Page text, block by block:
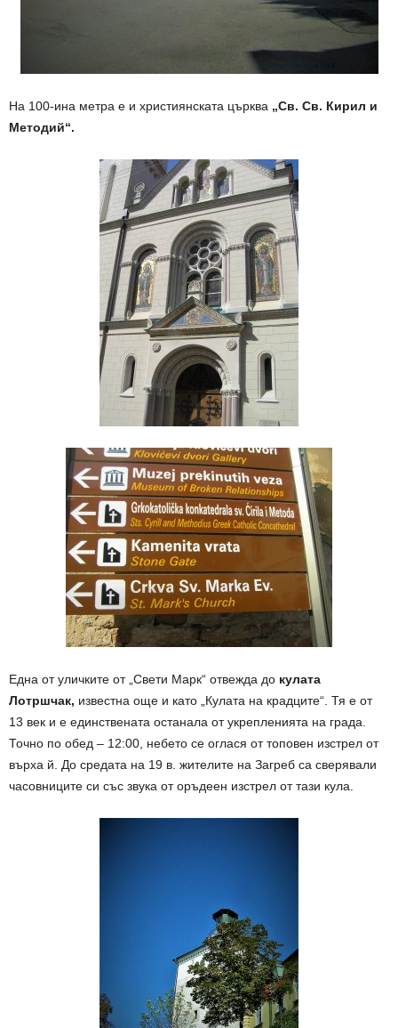
На 100-ина метра е и християнската църква „Св. Св. Кирил и
Методий“.
Една от уличките от „Свети Марк“ отвежда до кулата
Лотршчак, известна още и като „Кулата на крадците“. Тя е от
13 век и е единствената останала от укрепленията на града.
Точно по обед – 12:00, небето се оглася от топовен изстрел от
върха й. До средата на 19 в. жителите на Загреб са сверявали
часовниците си със звука от оръдеен изстрел от тази кула.